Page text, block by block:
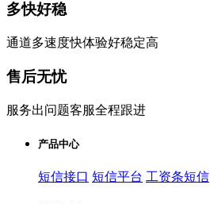
多快好稳
通道多速度快体验好稳定高
售后无忧
服务出问题客服全程跟进
产品中心
短信接口 短信平台 工资条短信